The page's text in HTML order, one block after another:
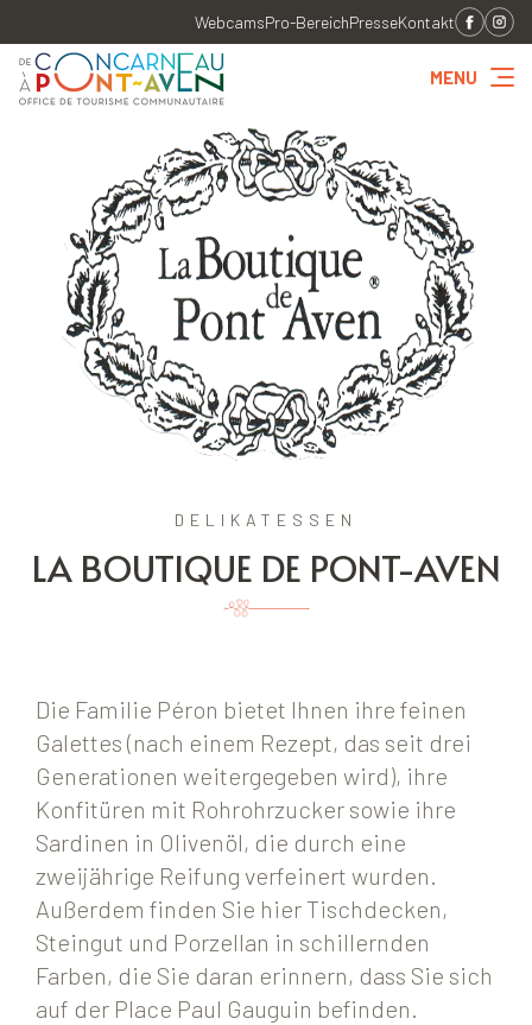
WebcamsPro-BereichPresseKontakt
MENU
DELIKATESSEN
LA BOUTIQUE DE PONT-AVEN
Die Familie Péron bietet Ihnen ihre feinen
Galettes (nach einem Rezept, das seit drei
Generationen weitergegeben wird), ihre
Konfitüren mit Rohrohrzucker sowie ihre
Sardinen in Olivenöl, die durch eine
zweijährige Reifung verfeinert wurden.
Außerdem finden Sie hier Tischdecken,
Steingut und Porzellan in schillernden
Farben, die Sie daran erinnern, dass Sie sich
auf der Place Paul Gauguin befinden.